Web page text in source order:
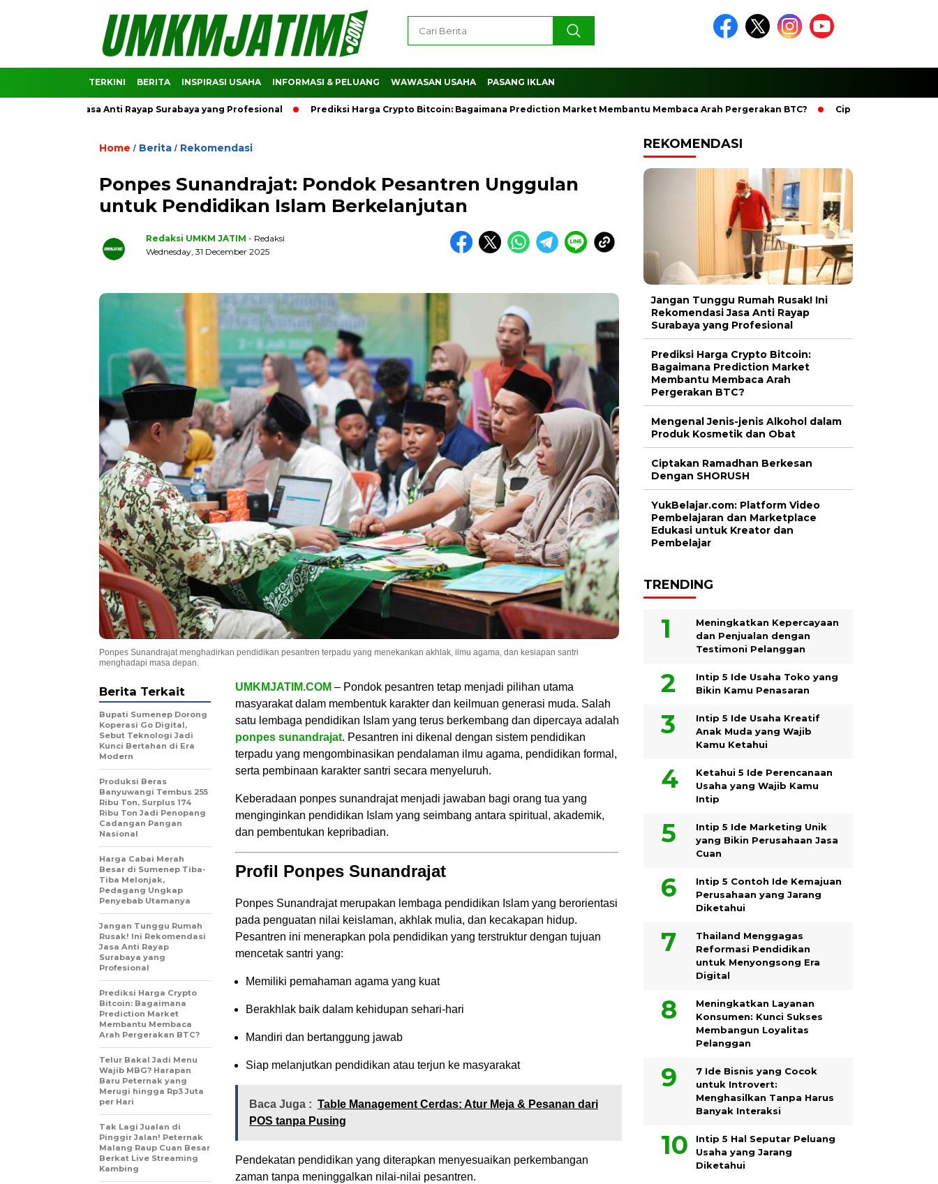
TERKINI BERITA INSPIRASI USAHA INFORMASI & PELUANG WAWASAN USAHA PASANG IKLAN
Jasa Anti Rayap Surabaya yang Profesional Prediksi Harga Crypto Bitcoin: Bagaimana Prediction Market Membantu Membaca Arah Pergerakan BTC? Ciptakan Ramadhan Berkesan
Home / Berita / Rekomendasi
Ponpes Sunandrajat: Pondok Pesantren Unggulan
untuk Pendidikan Islam Berkelanjutan
Redaksi UMKM JATIM - Redaksi
Wednesday, 31 December 2025
Ponpes Sunandrajat menghadirkan pendidikan pesantren terpadu yang menekankan akhlak, ilmu agama, dan kesiapan santri
menghadapi masa depan.
UMKMJATIM.COM – Pondok pesantren tetap menjadi pilihan utama
masyarakat dalam membentuk karakter dan keilmuan generasi muda. Salah
satu lembaga pendidikan Islam yang terus berkembang dan dipercaya adalah
ponpes sunandrajat. Pesantren ini dikenal dengan sistem pendidikan
terpadu yang mengombinasikan pendalaman ilmu agama, pendidikan formal,
serta pembinaan karakter santri secara menyeluruh.
Keberadaan ponpes sunandrajat menjadi jawaban bagi orang tua yang
menginginkan pendidikan Islam yang seimbang antara spiritual, akademik,
dan pembentukan kepribadian.
Profil Ponpes Sunandrajat
Ponpes Sunandrajat merupakan lembaga pendidikan Islam yang berorientasi
pada penguatan nilai keislaman, akhlak mulia, dan kecakapan hidup.
Pesantren ini menerapkan pola pendidikan yang terstruktur dengan tujuan
mencetak santri yang:
Memiliki pemahaman agama yang kuat
Berakhlak baik dalam kehidupan sehari-hari
Mandiri dan bertanggung jawab
Siap melanjutkan pendidikan atau terjun ke masyarakat
Baca Juga : Table Management Cerdas: Atur Meja & Pesanan dari
POS tanpa Pusing
Pendekatan pendidikan yang diterapkan menyesuaikan perkembangan
zaman tanpa meninggalkan nilai-nilai pesantren.
Berita Terkait
Bupati Sumenep Dorong
Koperasi Go Digital,
Sebut Teknologi Jadi
Kunci Bertahan di Era
Modern
Produksi Beras
Banyuwangi Tembus 255
Ribu Ton, Surplus 174
Ribu Ton Jadi Penopang
Cadangan Pangan
Nasional
Harga Cabai Merah
Besar di Sumenep Tiba-
Tiba Melonjak,
Pedagang Ungkap
Penyebab Utamanya
Jangan Tunggu Rumah
Rusak! Ini Rekomendasi
Jasa Anti Rayap
Surabaya yang
Profesional
Prediksi Harga Crypto
Bitcoin: Bagaimana
Prediction Market
Membantu Membaca
Arah Pergerakan BTC?
Telur Bakal Jadi Menu
Wajib MBG? Harapan
Baru Peternak yang
Merugi hingga Rp3 Juta
per Hari
Tak Lagi Jualan di
Pinggir Jalan! Peternak
Malang Raup Cuan Besar
Berkat Live Streaming
Kambing
REKOMENDASI
Jangan Tunggu Rumah Rusak! Ini
Rekomendasi Jasa Anti Rayap
Surabaya yang Profesional
Prediksi Harga Crypto Bitcoin:
Bagaimana Prediction Market
Membantu Membaca Arah
Pergerakan BTC?
Mengenal Jenis-jenis Alkohol dalam
Produk Kosmetik dan Obat
Ciptakan Ramadhan Berkesan
Dengan SHORUSH
YukBelajar.com: Platform Video
Pembelajaran dan Marketplace
Edukasi untuk Kreator dan
Pembelajar
TRENDING
Meningkatkan Kepercayaan
dan Penjualan dengan
Testimoni Pelanggan
Intip 5 Ide Usaha Toko yang
Bikin Kamu Penasaran
Intip 5 Ide Usaha Kreatif
Anak Muda yang Wajib
Kamu Ketahui
Ketahui 5 Ide Perencanaan
Usaha yang Wajib Kamu
Intip
Intip 5 Ide Marketing Unik
yang Bikin Perusahaan Jasa
Cuan
Intip 5 Contoh Ide Kemajuan
Perusahaan yang Jarang
Diketahui
Thailand Menggagas
Reformasi Pendidikan
untuk Menyongsong Era
Digital
Meningkatkan Layanan
Konsumen: Kunci Sukses
Membangun Loyalitas
Pelanggan
7 Ide Bisnis yang Cocok
untuk Introvert:
Menghasilkan Tanpa Harus
Banyak Interaksi
Intip 5 Hal Seputar Peluang
Usaha yang Jarang
Diketahui